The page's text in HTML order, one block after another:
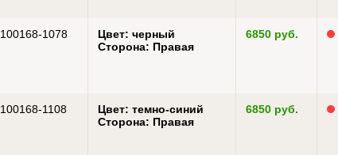
100168-1078
Цвет: черный
Сторона: Правая
6850 руб.
100168-1108
Цвет: темно-синий
Сторона: Правая
6850 руб.